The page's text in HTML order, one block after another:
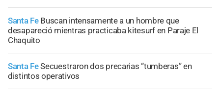
Santa Fe Buscan intensamente a un hombre que
desapareció mientras practicaba kitesurf en Paraje El
Chaquito
Santa FeSecuestraron dos precarias “tumberas” en
distintos operativos